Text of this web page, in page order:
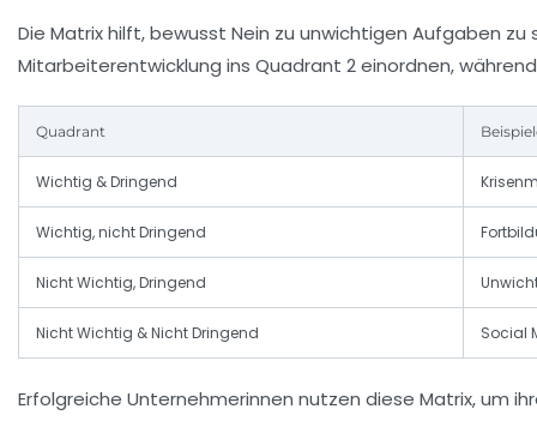
Die Matrix hilft, bewusst Nein zu unwichtigen Aufgaben
Mitarbeiterentwicklung ins Quadrant 2 einordnen,
Quadrant
Wichtig & Dringend
Wichtig, nicht Dringend
Nicht Wichtig, Dringend
Nicht Wichtig & Nicht Dringend Social
Erfolgreiche Unternehmerinnen nutzen diese Matrix, um